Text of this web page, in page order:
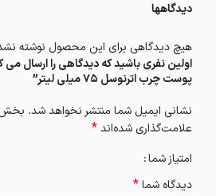
دیدگاهها
هیچ دیدگاهی برای این محصول نوشته
اولین نفری باشید که دیدگاهی را ارسال می
پوست چرب اترنوسل 75 میلی لیتر”
نشانی ایمیل شما منتشر نخواهد شد.
علامت‌گذاری شده‌اند*
امتیاز شما
دیدگاه شما*